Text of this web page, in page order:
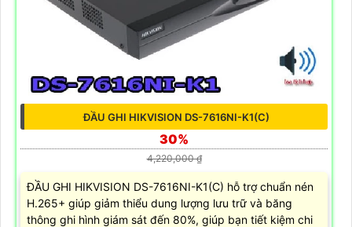
ĐẦU GHI HIKVISION DS-7616NI-K1(C)
30%
4,220,000 ₫
ĐẦU GHI HIKVISION DS-7616NI-K1(C) hỗ trợ chuẩn nén
H.265+ giúp giảm thiểu dung lượng lưu trữ và băng
thông ghi hình giám sát đến 80%, giúp bạn tiết kiệm chi